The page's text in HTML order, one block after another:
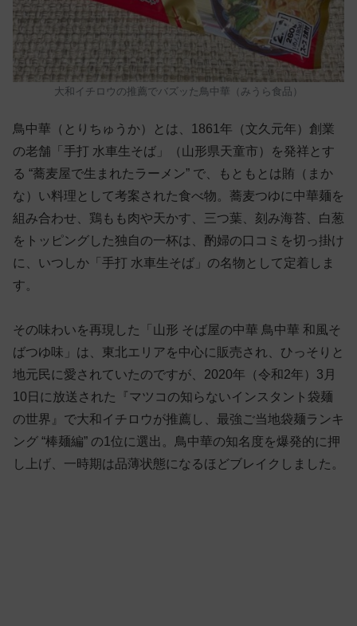
大和イチロウの推薦でバズッた鳥中華（みうら食品）
鳥中華（とりちゅうか）とは、1861年（文久元年）創業
の老舗「手打 水車生そば」（山形県天童市）を発祥とす
る “蕎麦屋で生まれたラーメン” で、もともとは賄（まか
な）い料理として考案された食べ物。蕎麦つゆに中華麺を
組み合わせ、鶏もも肉や天かす、三つ葉、刻み海苔、白葱
をトッピングした独自の一杯は、酌婦の口コミを切っ掛け
に、いつしか「手打 水車生そば」の名物として定着しま
す。
その味わいを再現した「山形 そば屋の中華 鳥中華 和風そ
ばつゆ味」は、東北エリアを中心に販売され、ひっそりと
地元民に愛されていたのですが、2020年（令和2年）3月
10日に放送された『マツコの知らないインスタント袋麺
の世界』で大和イチロウが推薦し、最強ご当地袋麺ランキ
ング “棒麺編” の1位に選出。鳥中華の知名度を爆発的に押
し上げ、一時期は品薄状態になるほどブレイクしました。